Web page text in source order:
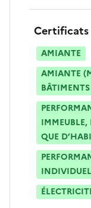
Certificats
AMIANTE
AMIANTE
IMMEUBLE,
QUE